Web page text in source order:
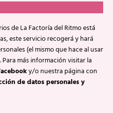
de La Factoría del Ritmo está
este servicio recogerá y hará
(el mismo que hace al usar
más información visitar la
y/o nuestra página con
de datos personales y